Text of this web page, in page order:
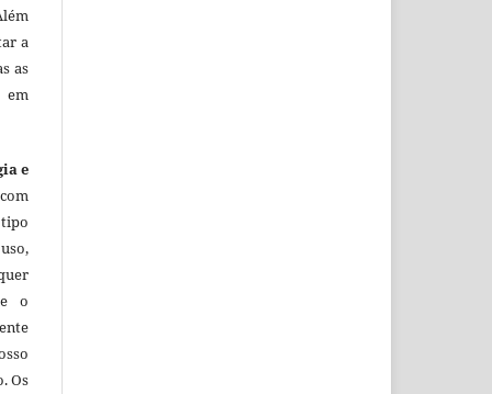
a
as
em
e
o
Os